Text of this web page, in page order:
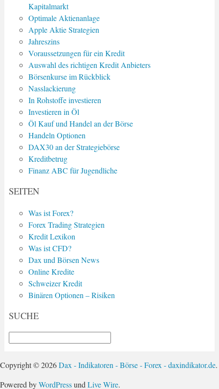
Kapitalmarkt
Optimale Aktienanlage
Apple Aktie Strategien
Jahreszins
Voraussetzungen für ein Kredit
Auswahl des richtigen Kredit Anbieters
Börsenkurse im Rückblick
Nasslackierung
In Rohstoffe investieren
Investieren in Öl
Öl Kauf und Handel an der Börse
Handeln Optionen
DAX30 an der Strategiebörse
Kreditbetrug
Finanz ABC für Jugendliche
SEITEN
Was ist Forex?
Forex Trading Strategien
Kredit Lexikon
Was ist CFD?
Dax und Börsen News
Online Kredite
Schweizer Kredit
Binären Optionen – Risiken
SUCHE
Copyright © 2026Dax - Indikatoren - Börse - Forex - daxindikator.de.
Powered byWordPressundLive Wire.